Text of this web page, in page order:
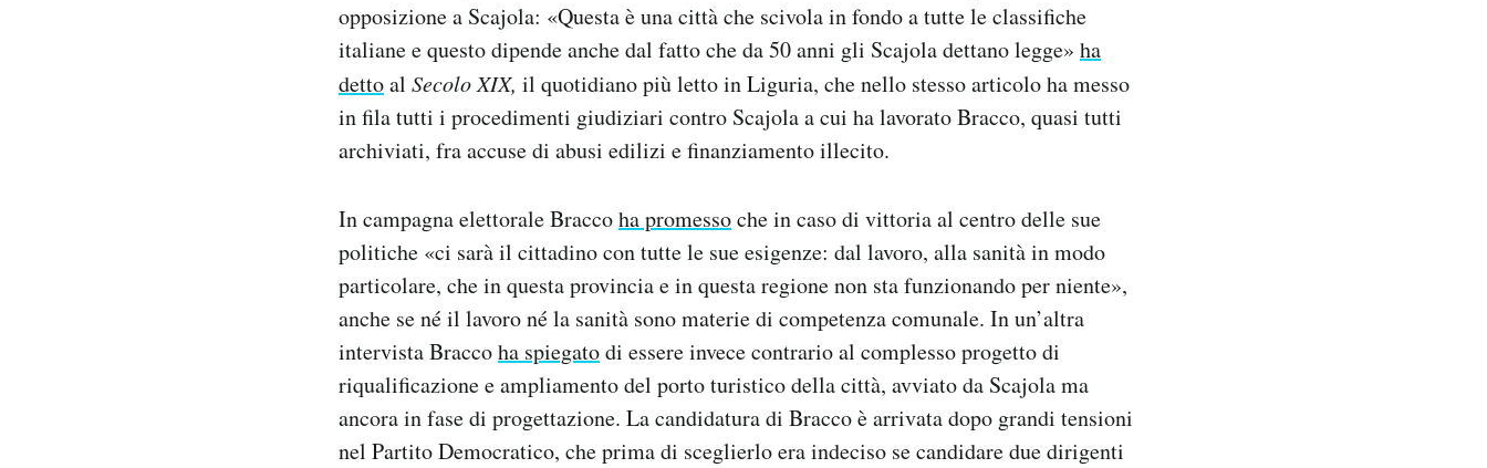
opposizione a Scajola: «Questa è una città che scivola in fondo a tutte le classifiche
italiane e questo dipende anche dal fatto che da 50 anni gli Scajola dettano legge» ha
dettoal Secolo XIX, il quotidiano più letto in Liguria, che nello stesso articolo ha messo
in fila tutti i procedimenti giudiziari contro Scajola a cui ha lavorato Bracco, quasi tutti
archiviati, fra accuse di abusi edilizi e finanziamento illecito.
In campagna elettorale Braccoha promessoche in caso di vittoria al centro delle sue
politiche «ci sarà il cittadino con tutte le sue esigenze: dal lavoro, alla sanità in modo
particolare, che in questa provincia e in questa regione non sta funzionando per niente»,
anche se né il lavoro né la sanità sono materie di competenza comunale. In un’altra
intervista Braccoha spiegatodi essere invece contrario al complesso progetto di
riqualificazione e ampliamento del porto turistico della città, avviato da Scajola ma
ancora in fase di progettazione. La candidatura di Bracco è arrivata dopo grandi tensioni
nel Partito Democratico, che prima di sceglierlo era indeciso se candidare due dirigenti